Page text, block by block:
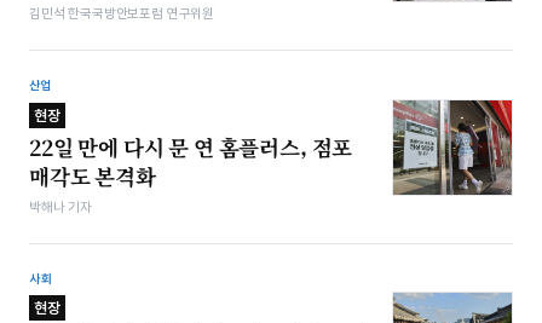
김민석 한국국방안보포럼 연구위원
산업
현장
22일 만에 다시 문 연 홈플러스, 점포
매각도 본격화
박해나 기자
사회
현장